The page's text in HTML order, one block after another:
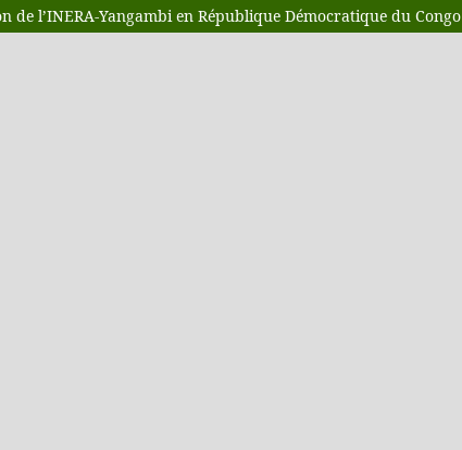
l’INERA-Yangambi en République Démocratique du Congo